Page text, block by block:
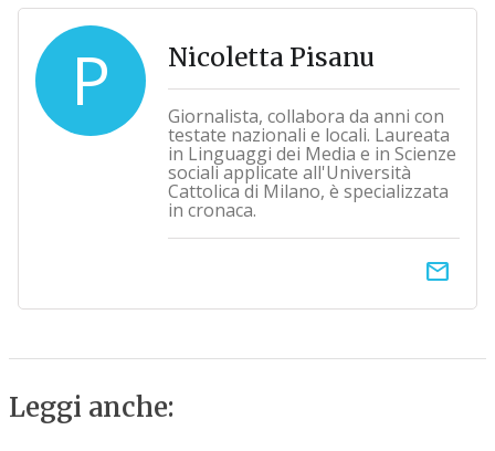
P Nicoletta Pisanu
Giornalista, collabora da anni con
testate nazionali e locali. Laureata
in Linguaggi dei Media e in Scienze
sociali applicate all'Università
Cattolica di Milano, è specializzata
in cronaca.
email
Leggi anche: